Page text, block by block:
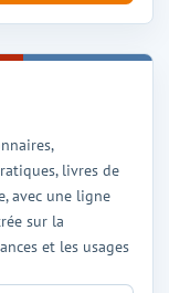
livres de
avec une ligne
sur la
et les usages